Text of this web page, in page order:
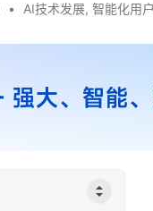
• AI技术发展, 智能化用